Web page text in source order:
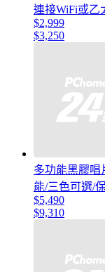
連接WiFi或乙
$2,999
$3,250
多功能黑膠唱
能/三色可選/
$5,490
$9,310